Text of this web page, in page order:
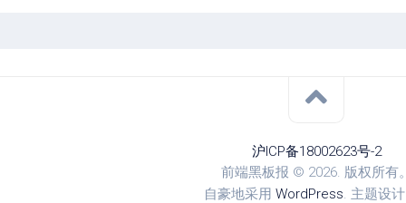
沪ICP备18002623号-2
前端黑板报 © 2026. 版权所有。
自豪地采用 WordPress. 主题设计